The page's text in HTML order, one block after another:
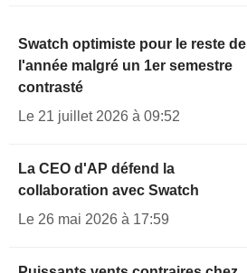
Swatch optimiste pour le reste de
l'année malgré un 1er semestre
contrasté
Le 21 juillet 2026 à 09:52
La CEO d'AP défend la
collaboration avec Swatch
Le 26 mai 2026 à 17:59